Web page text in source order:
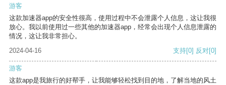
游客
这款加速器app的安全性很高，使用过程中不会泄露个人信息，这让我很
放心。我以前使用过一些其他的加速器app，经常会出现个人信息泄露的
情况，这让我非常担心。
2024-04-16
支持[0] 反对[0]
游客
这款app是我旅行的好帮手，让我能够轻松找到目的地，了解当地的风土